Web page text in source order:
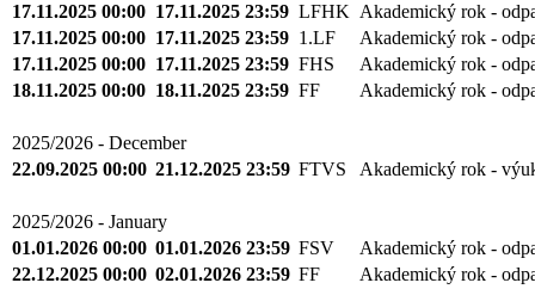
17.11.2025 00:00 17.11.2025 23:59 LFHK Akademický rok -
17.11.2025 00:00 17.11.2025 23:59 1.LF
Akademický rok -
17.11.2025 00:00 17.11.2025 23:59 FHS
Akademický rok -
18.11.2025 00:00 18.11.2025 23:59 FF Akademický rok -
2025/2026 - December
22.09.2025 00:00 21.12.2025 23:59 FTVS Akademický rok -
2025/2026 - January
01.01.2026 00:00 01.01.2026 23:59 FSV
Akademický rok -
22.12.2025 00:00 02.01.2026 23:59 FF
Akademický rok -